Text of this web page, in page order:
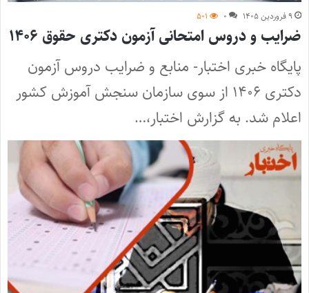
۹ فروردین ۱۴۰۵ ۰ ۵۰۱
ضرایب و دروس امتحانی آزمون دکتری حقوق ۱۴۰۶
پایگاه خبری اختبار- منابع و ضرایب دروس آزمون
دکتری ۱۴۰۶ از سوی سازمان سنجش آموزش کشور
اعلام شد. به گزارش اختبار،…